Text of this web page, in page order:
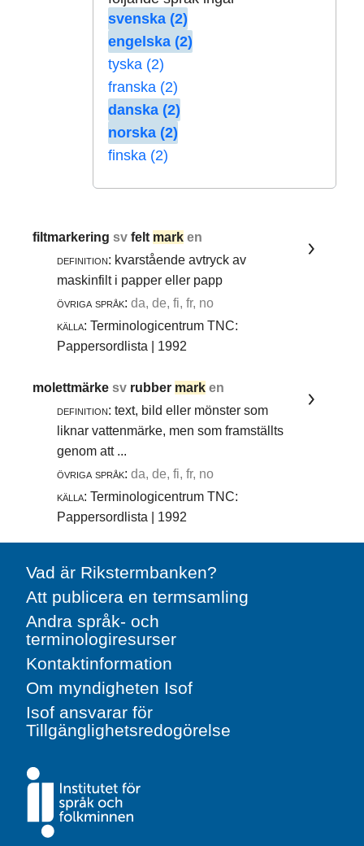
svenska (2)
engelska (2)
tyska (2)
franska (2)
danska (2)
norska (2)
finska (2)
filtmarkeringsvfelt mark en
definition: kvarstående avtryck av
maskinfilt i papper eller papp
övriga språk: da, de, fi, fr, no
källa: Terminologicentrum TNC:
Pappersordlista | 1992
molettmärkesv rubber mark en
definition: text, bild eller mönster som
liknar vattenmärke, men som framställts
genom att ...
övriga språk: da, de, fi, fr, no
källa: Terminologicentrum TNC:
Pappersordlista | 1992
Vad är Rikstermbanken?
Att publicera en termsamling
Andra språk- och
terminologiresurser
Kontaktinformation
Om myndigheten Isof
Isof ansvarar för
Tillgänglighetsredogörelse